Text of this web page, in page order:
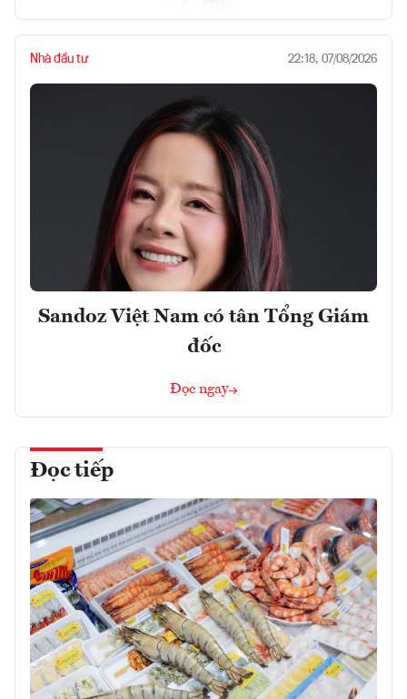
Nhà đầu tư 22:18, 07/08/2026
Sandoz Việt Nam có tân Tổng Giám
đốc
Đọc ngay
Đọc tiếp